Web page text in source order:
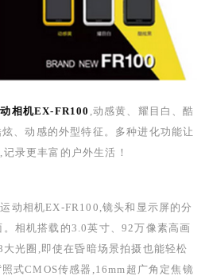
相机EX-FR100 ,动感黄、耀目白、酷
炫、动感的外型特征。多种进化功能让
录更丰富的户外生活！
动相机EX-FR100 ,镜头和显示屏的分
相机搭载的3.0英寸、92万像素高画
大光圈,即使在昏暗场景拍摄也能轻松
照式CMOS传感器, 16mm 超广角定焦镜